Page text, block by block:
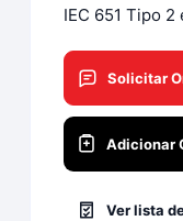
IEC 651 Tipo 2
Solicitar
Adicionar
Ver lista